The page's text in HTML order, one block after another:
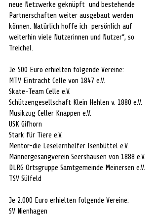
neue Netzwerke geknüpft  und bestehende
Partnerschaften weiter ausgebaut werden
können. Natürlich hoffe ich  persönlich auf
weiterhin viele Nutzerinnen und Nutzer“, so
Treichel.
Je 500 Euro erhielten folgende Vereine:
MTV Eintracht Celle von 1847 e.V.
Skate-Team Celle e.V.
Schützengesellschaft Klein Hehlen v. 1880 e.V.
Musikzug Celler Knappen e.V.
USK Gifhorn
Stark für Tiere e.V.
Mentor-die Leselernhelfer Isenbüttel e.V.
Männergesangverein Seershausen von 1888 e.V.
DLRG Ortsgruppe Samtgemeinde Meinersen e.V.
TSV Sülfeld
Je 2.000 Euro erhielten folgende Vereine:
SV Nienhagen